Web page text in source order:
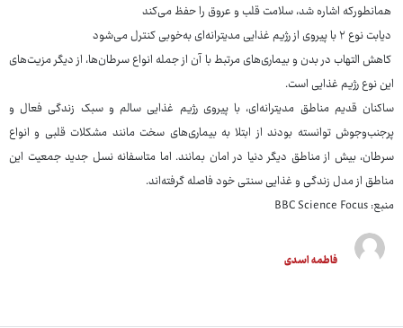
همانطورکه اشاره شد، سلامت قلب و عروق را حفظ می‌کند
دیابت نوع ۲ با پیروی از رژیم غذایی مدیترانه‌ای به‌خوبی کنترل می‌شود
کاهش التهاب در بدن و بیماری‌های مرتبط با آن از جمله انواع سرطان‌ها، از دیگر مزیت‌های
این نوع رژیم غذایی است.
ساکنان قدیم مناطق مدیترانه‌ای، با پیروی رژیم غذایی سالم و سبک زندگی فعال و
پرجنب‌وجوش توانسته بودند از ابتلا به بیماری‌های سخت مانند مشکلات قلبی و انواع
سرطان، بیش از مناطق دیگر دنیا در امان بمانند. اما متاسفانه نسل جدید جمعیت این
مناطق از مدل زندگی و غذایی سنتی خود فاصله گرفته‌اند.
منبع: BBC Science Focus
فاطمه اسدی